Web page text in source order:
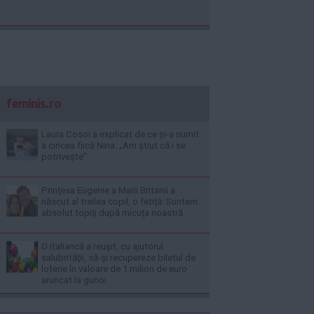
feminis.ro
Laura Cosoi a explicat de ce și-a numit
a cincea fiică Nina. „Am știut că i se
potrivește”
Prinţesa Eugenie a Marii Britanii a
născut al treilea copil, o fetiţă: Suntem
absolut topiţi după micuţa noastră
O italiancă a reuşit, cu ajutorul
salubrităţii, să-şi recupereze biletul de
loterie în valoare de 1 milion de euro
aruncat la gunoi